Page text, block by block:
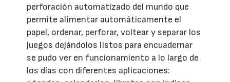
perforación automatizado del mundo que
permite alimentar automáticamente el
papel, ordenar, perforar, voltear y separar los
juegos dejándolos listos para encuadernar
se pudo ver en funcionamiento a lo largo de
los días con diferentes aplicaciones: